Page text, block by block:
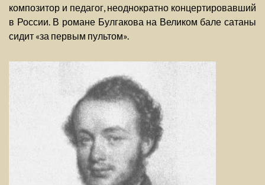
композитор и педагог, неоднократно концертировавший
в России. В романе Булгакова на Великом бале сатаны
сидит «за первым пультом».